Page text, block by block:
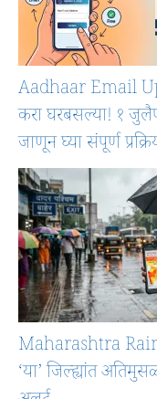
Aadhaar Email
करा घरबसल्या! १
जाणून घ्या संपूर्ण
Maharashtra Rain
‘या’ जिल्ह्यांत